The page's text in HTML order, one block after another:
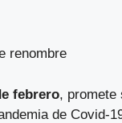
renombre
febrero, promete
de Covid-